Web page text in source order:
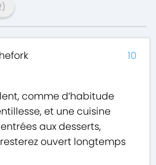
)
comme d’habitude
et une cuisine
aux desserts,
ouvert longtemps
10